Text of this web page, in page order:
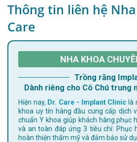
Thông tin liên hệ
Care
NHA KHOA
Trồng răng
Dành riêng cho Cô Chú trung
Hiện nay, Dr. Care - Implant Clinic là
khoa uy tín hàng đầu cung cấp dịch
chuẩn Y khoa giúp khách hàng phục
và an toàn đáp ứng 3 tiêu chí: Phục
hoàn thiện thẩm mỹ và đảm bảo sử